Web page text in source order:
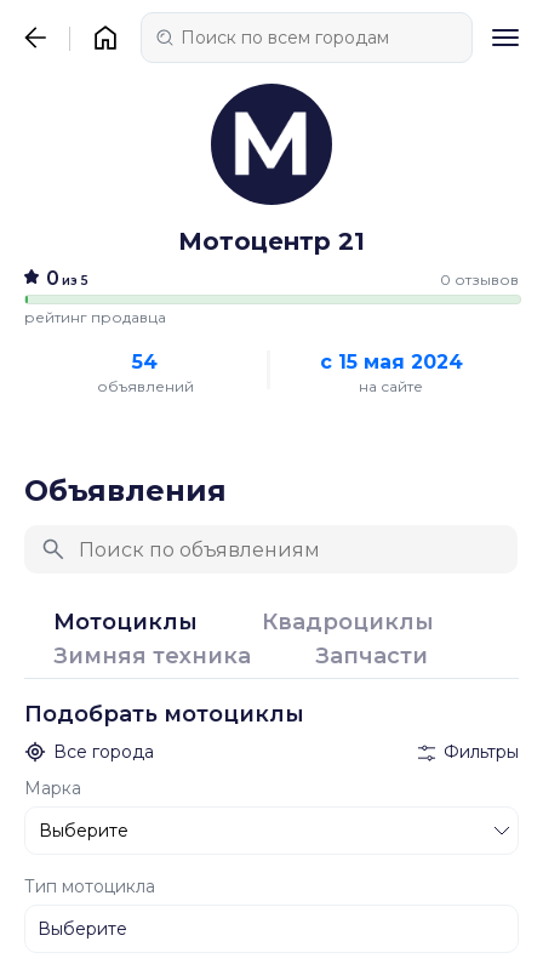
Мотоцентр 21
0 из 5 0 отзывов
рейтинг продавца
54
объявлений
с 15 мая 2024
на сайте
Объявления
Мотоциклы
Квадроциклы
Зимняя техника
Запчасти
Подобрать мотоциклы
Все города
Фильтры
Марка
Тип мотоцикла